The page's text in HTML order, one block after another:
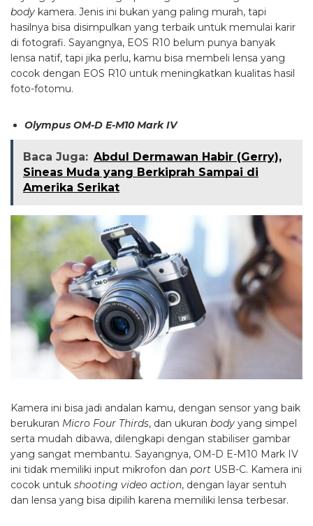
body kamera. Jenis ini bukan yang paling murah, tapi
hasilnya bisa disimpulkan yang terbaik untuk memulai karir
di fotografi. Sayangnya, EOS R10 belum punya banyak
lensa natif, tapi jika perlu, kamu bisa membeli lensa yang
cocok dengan EOS R10 untuk meningkatkan kualitas hasil
foto-fotomu.
Olympus OM-D E-M10 Mark IV
Baca Juga: Abdul Dermawan Habir (Gerry),
Sineas Muda yang Berkiprah Sampai di
Amerika Serikat
Kamera ini bisa jadi andalan kamu, dengan sensor yang baik
berukuran Micro Four Thirds, dan ukuran body yang simpel
serta mudah dibawa, dilengkapi dengan stabiliser gambar
yang sangat membantu. Sayangnya, OM-D E-M10 Mark IV
ini tidak memiliki input mikrofon dan port USB-C. Kamera ini
cocok untuk shooting video action, dengan layar sentuh
dan lensa yang bisa dipilih karena memiliki lensa terbesar.